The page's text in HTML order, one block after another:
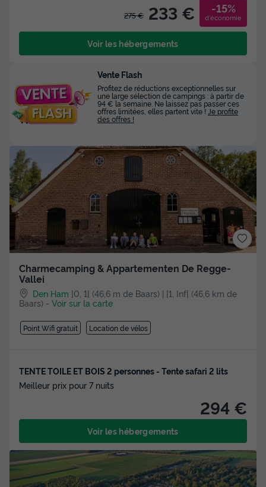
275 € 233 € -15%
d'économie
Voir les hébergements
Charmecamping & Appartementen De Regge-
Vallei
Den Ham ]0, 1[ (46,6 m de Baars) | [1, Inf[ (46,6 km de
Baars) - Voir sur la carte
Point Wifi gratuit Location de vélos
TENTE TOILE ET BOIS 2 personnes - Tente safari 2 lits
Meilleur prix pour 7 nuits
294 €
Voir les hébergements
Vente Flash
Profitez de réductions exceptionnelles sur
une large sélection de campings : à partir de
94 € la semaine. Ne laissez pas passer ces
offres limitées, elles partent vite ! Je profite
des offres !